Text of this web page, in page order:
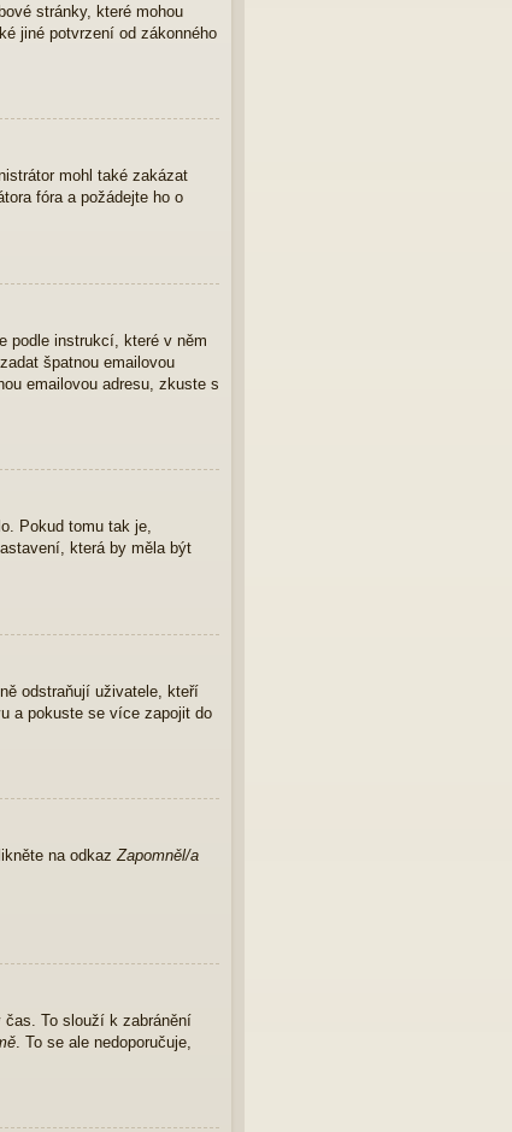
stránky, které mohou
jiné potvrzení od zákonného
mohl také zakázat
fóra a požádejte ho o
podle instrukcí, které v něm
špatnou emailovou
emailovou adresu, zkuste s
Pokud tomu tak je,
která by měla být
odstraňují uživatele, kteří
a pokuste se více zapojit do
na odkazZapomněl/a
čas. To slouží k zabránění
. To se ale nedoporučuje,